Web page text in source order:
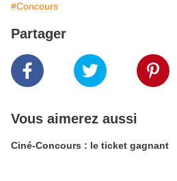
#Concours
Partager
Vous aimerez aussi
Ciné-Concours : le ticket gagnant